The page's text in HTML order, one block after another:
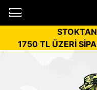
1750 TL ÜZERİ